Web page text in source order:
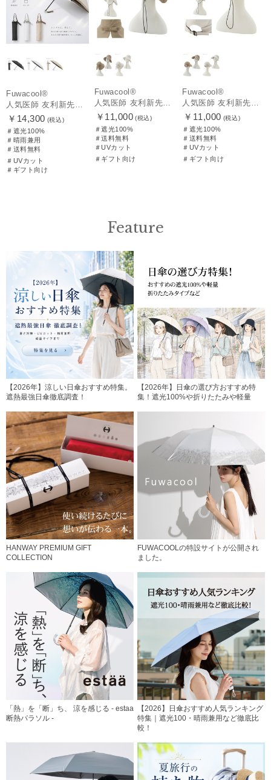
Fuwacool®
￥14,300 (税込)
＃遮光100%
＃晴雨兼用
＃送料無料
＃UVカット
＃ギフト向け
Fuwacool®
￥11,000 (税込)
＃遮光100%
＃送料無料
＃UVカット
＃ギフト向け
Fuwacool®
￥11,000 (税込)
＃遮光100%
＃送料無料
＃UVカット
＃ギフト向け
Feature
【2026年】涼しい日傘おすすめ特集。
遮熱最強日傘徹底調査！
【2026年】日傘の選び方おすすめ特
集！遮光100%や折りたたみや軽量
HANWAY PREMIUM GIFT
COLLECTION
FUWACOOLの特設サイトが公開され
ました。
「熱」を「断」ち、 涼を感じる - estaa
断熱パラソル -
【2026】日傘おすすめ人気ランキング
特集｜遮光100・晴雨兼用など徹底比
較！